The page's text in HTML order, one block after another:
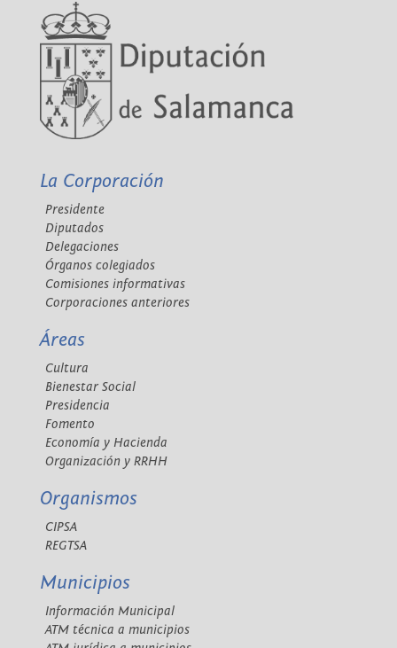
La Corporación
Presidente
Diputados
Delegaciones
Órganos colegiados
Comisiones informativas
Corporaciones anteriores
Áreas
Cultura
Bienestar Social
Presidencia
Fomento
Economía y Hacienda
Organización y RRHH
Organismos
CIPSA
REGTSA
Municipios
Información Municipal
ATM técnica a municipios